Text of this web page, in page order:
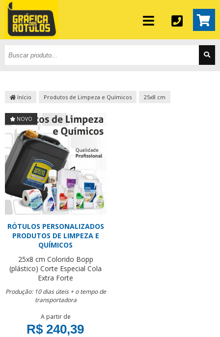
Início Produtos de Limpeza e Químicos 25x8 cm
NOVO
RÓTULOS PERSONALIZADOS
PRODUTOS DE LIMPEZA E
QUÍMICOS
25x8 cm Colorido Bopp
(plástico) Corte Especial Cola
Extra Forte
Produção: 10 dias úteis + o tempo de
transportadora
A partir de
R$ 240,39